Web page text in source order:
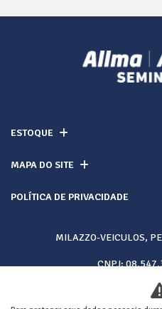
ESTOQUE
MAPA DO SITE
POLÍTICA DE PRIVACIDADE
MILAZZO-VEICULOS,
CNPJ: